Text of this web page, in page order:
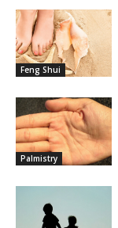
Feng Shui
Palmistry